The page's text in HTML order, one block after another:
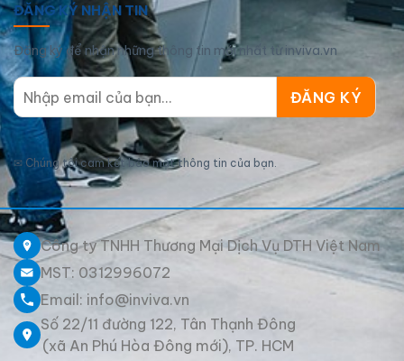
ĐĂNG KÝ NHẬN TIN
Đăng ký để nhận những thông tin mới nhất từ inviva.vn
✉ Chúng tôi cam kết bảo mật thông tin của bạn.
Công ty TNHH Thương Mại Dịch Vụ DTH Việt Nam
MST: 0312996072
Email: info@inviva.vn
Số 22/11 đường 122, Tân Thạnh Đông
(xã An Phú Hòa Đông mới), TP. HCM